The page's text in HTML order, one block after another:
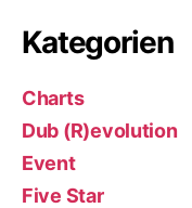
Kategorien
Charts
Dub (R)evolution
Event
Five Star